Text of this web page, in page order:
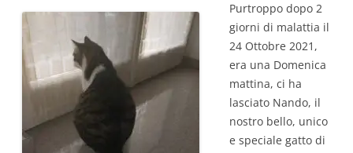
Purtroppo dopo 2
giorni di malattia il
24 Ottobre 2021,
era una Domenica
mattina, ci ha
lasciato Nando, il
nostro bello, unico
e speciale gatto di